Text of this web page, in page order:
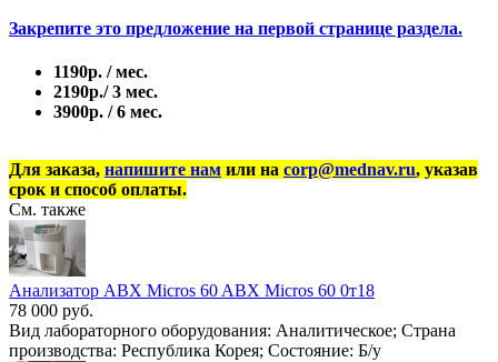
Закрепите это предложение на первой странице раздела.
1190р. / мес.
2190р./ 3 мес.
3900р. / 6 мес.
Для заказа, напишите нам или на corp@mednav.ru, указав
срок и способ оплаты.
См. также
Анализатор ABX Micros 60 ABX Micros 60 0т18
78 000 руб.
Вид лабораторного оборудования: Аналитическое; Страна
производства: Республика Корея; Состояние: Б/у